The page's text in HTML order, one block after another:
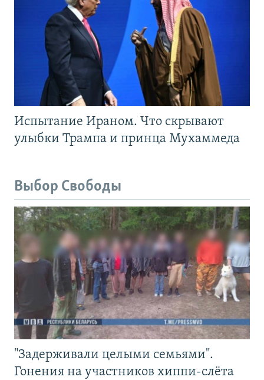
Испытание Ираном. Что скрывают
улыбки Трампа и принца Мухаммеда
Выбор Свободы
"Задерживали целыми семьями".
Гонения на участников хиппи-слёта